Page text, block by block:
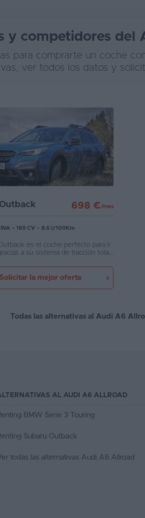
y competidores del
para comprarte un coche
ver todos los datos y
698 €/mes
• 169 CV • 8.6 l/100Km
es el coche perfecto para ir
a su sistema de tracción total
se conforman con conectar
en caso de patinamiento, el
Solicitar la mejor oferta
Todas las alternativas al Audi A6
AL AUDI A6 ALLROAD
BMW Serie 3 Touring
Subaru Outback
todas las alternativas Audi A6 Allroad